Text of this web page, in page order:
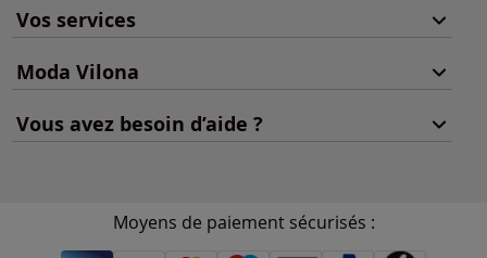
Vos services
Moda Vilona
Vous avez besoin d’aide ?
Moyens de paiement sécurisés :